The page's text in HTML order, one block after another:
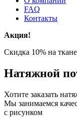
FAQ
Контакты
Акция!
Скидка 10% на
Натяжной
Хотите заказать
Мы занимаемся
с рисунком